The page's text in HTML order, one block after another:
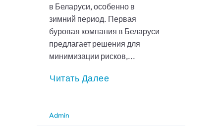
в Беларуси, особенно в
зимний период. Первая
буровая компания в Беларуси
предлагает решения для
минимизации рисков,...
Читать Далее
Admin